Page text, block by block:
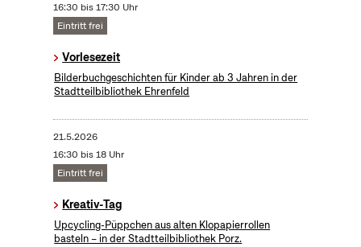
16:30 bis 17:30 Uhr
Eintritt frei
Vorlesezeit
Bilderbuchgeschichten für Kinder ab 3 Jahren in der
Stadtteilbibliothek Ehrenfeld
21.5.2026
16:30 bis 18 Uhr
Eintritt frei
Kreativ-Tag
Upcycling-Püppchen aus alten Klopapierrollen
basteln – in der Stadtteilbibliothek Porz.